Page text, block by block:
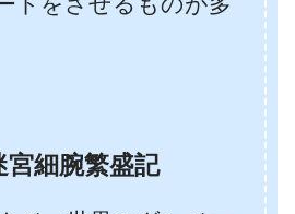
細腕繁盛記